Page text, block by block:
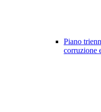
Piano
corruzione